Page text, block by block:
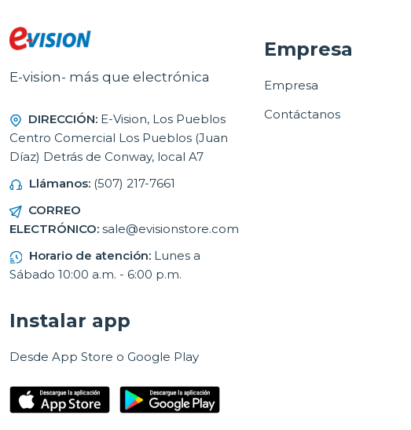
E-vision- más que electrónica
DIRECCIÓN: E-Vision, Los Pueblos
Centro Comercial Los Pueblos (Juan
Díaz) Detrás de Conway, local A7
Llámanos: (507) 217-7661
CORREO
ELECTRÓNICO: sale@evisionstore.com
Horario de atención: Lunes a
Sábado 10:00 a.m. - 6:00 p.m.
Empresa
Empresa
Contáctanos
Instalar app
Desde App Store o Google Play